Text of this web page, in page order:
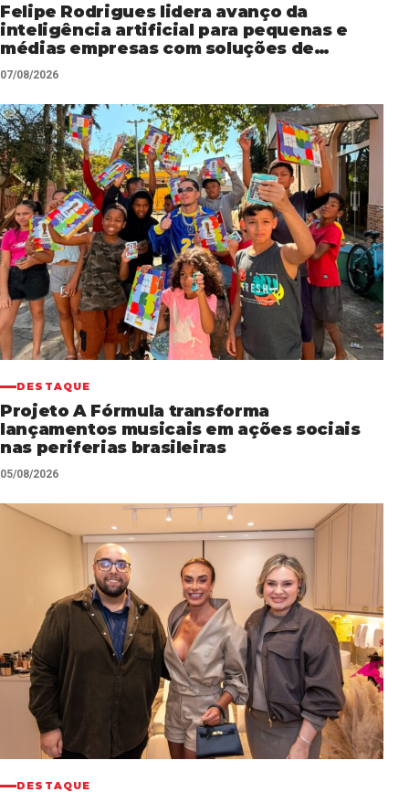
Felipe Rodrigues lidera avanço da
inteligência artificial para pequenas e
médias empresas com soluções de
automação empresarial
07/08/2026
DESTAQUE
Projeto A Fórmula transforma
lançamentos musicais em ações sociais
nas periferias brasileiras
05/08/2026
DESTAQUE